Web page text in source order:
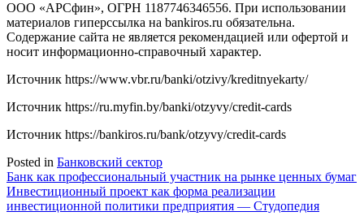
ООО «АРСфин», ОГРН 1187746346556. При использовании
материалов гиперссылка на bankiros.ru обязательна.
Содержание сайта не является рекомендацией или офертой и
носит информационно-справочный характер.
Источник https://www.vbr.ru/banki/otzivy/kreditnyekarty/
Источник https://ru.myfin.by/banki/otzyvy/credit-cards
Источник https://bankiros.ru/bank/otzyvy/credit-cards
Posted in Банковский сектор
Навигация
по
Банк как профессиональный участник на рынке ценных бумаг
Инвестиционный проект как форма реализации
инвестиционной политики предприятия — Студопедия